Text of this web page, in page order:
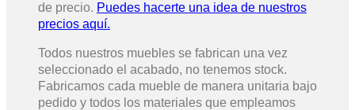
de precio. Puedes hacerte una idea de nuestros
precios aquí.
Todos nuestros muebles se fabrican una vez
seleccionado el acabado, no tenemos stock.
Fabricamos cada mueble de manera unitaria bajo
pedido y todos los materiales que empleamos